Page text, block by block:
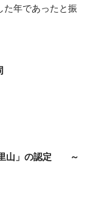
た年であったと振
里山」の認定 ～